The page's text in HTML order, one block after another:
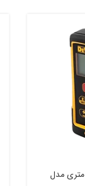
متر لیزری دیوالت 50 متری مدل